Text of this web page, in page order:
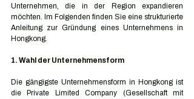
Unternehmen, die in der Region expandieren
möchten. Im Folgenden finden Sie eine strukturierte
Anleitung zur Gründung eines Unternehmens in
Hongkong.
1. Wahl der Unternehmensform
Die gängigste Unternehmensform in Hongkong ist
die Private Limited Company (Gesellschaft mit